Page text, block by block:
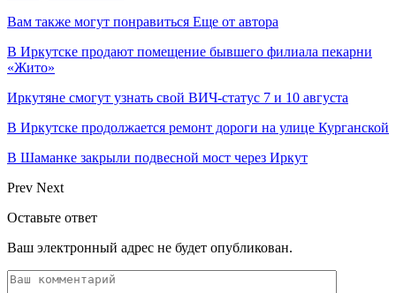
Вам также могут понравиться Еще от автора
В Иркутске продают помещение бывшего филиала пекарни
«Жито»
Иркутяне смогут узнать свой ВИЧ-статус 7 и 10 августа
В Иркутске продолжается ремонт дороги на улице Курганской
В Шаманке закрыли подвесной мост через Иркут
Prev Next
Оставьте ответ
Ваш электронный адрес не будет опубликован.